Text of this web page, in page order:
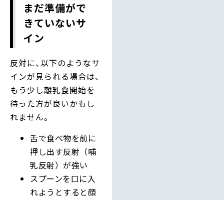
まだ準備がで
きていないサ
イン
反対に、以下のようなサ
インが見られる場合は、
もう少し離乳食開始を
待った方が良いかもし
れません。
舌で食べ物を前に
押し出す反射（哺
乳反射）が強い
スプーンを口に入
れようとすると顔